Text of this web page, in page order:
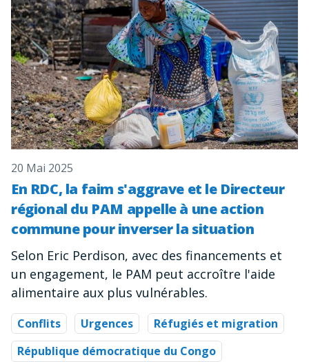
20 Mai 2025
En RDC, la faim s'aggrave et le Directeur
régional du PAM appelle à une action
commune pour inverser la situation
Selon Eric Perdison, avec des financements et
un engagement, le PAM peut accroître l'aide
alimentaire aux plus vulnérables.
Conflits Urgences
Réfugiés et migration
République démocratique du Congo